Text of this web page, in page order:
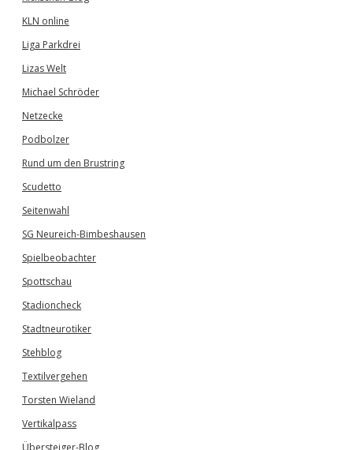
KLN online
Liga Parkdrei
Lizas Welt
Michael Schröder
Netzecke
Podbolzer
Rund um den Brustring
Scudetto
Seitenwahl
SG Neureich-Bimbeshausen
Spielbeobachter
Spottschau
Stadioncheck
Stadtneurotiker
Stehblog
Textilvergehen
Torsten Wieland
Vertikalpass
Übersteiger-Blog